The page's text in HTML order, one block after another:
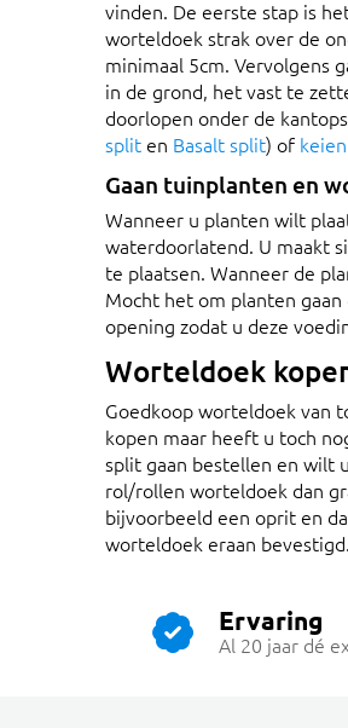
vinden. De eerste stap is
worteldoek strak over de
minimaal 5cm. Vervolgens
in de grond, het vast te
doorlopen onder de
split en Basalt split) of keien
Gaan tuinplanten en
Wanneer u planten wilt
waterdoorlatend. U maakt
te plaatsen. Wanneer de
Mocht het om planten
opening zodat u deze
Worteldoek
Goedkoop worteldoek van
kopen maar heeft u toch
split gaan bestellen en wilt
rol/rollen worteldoek dan
bijvoorbeeld een oprit en
worteldoek eraan bevestigd.
Ervaring
Al 20 jaar dé